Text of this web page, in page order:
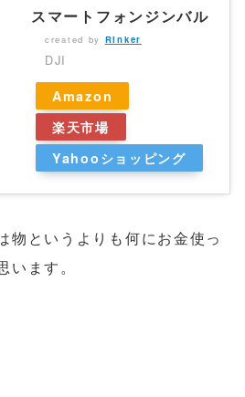
スマートフォンジンバル
created by Rinker
DJI
Amazon
楽天市場
Yahooショッピング
物というよりも何にお金使っ
ます。